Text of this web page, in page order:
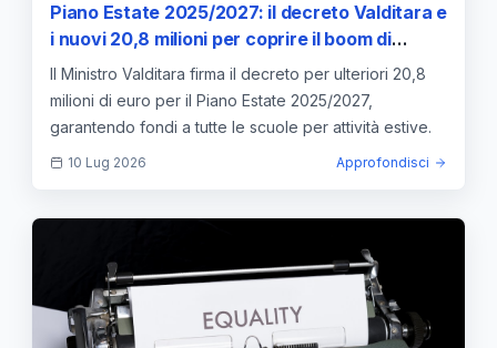
Piano Estate 2025/2027: il decreto Valditara e
i nuovi 20,8 milioni per coprire il boom di
richieste delle scuole
Il Ministro Valditara firma il decreto per ulteriori 20,8
milioni di euro per il Piano Estate 2025/2027,
garantendo fondi a tutte le scuole per attività estive.
10 Lug 2026 Approfondisci